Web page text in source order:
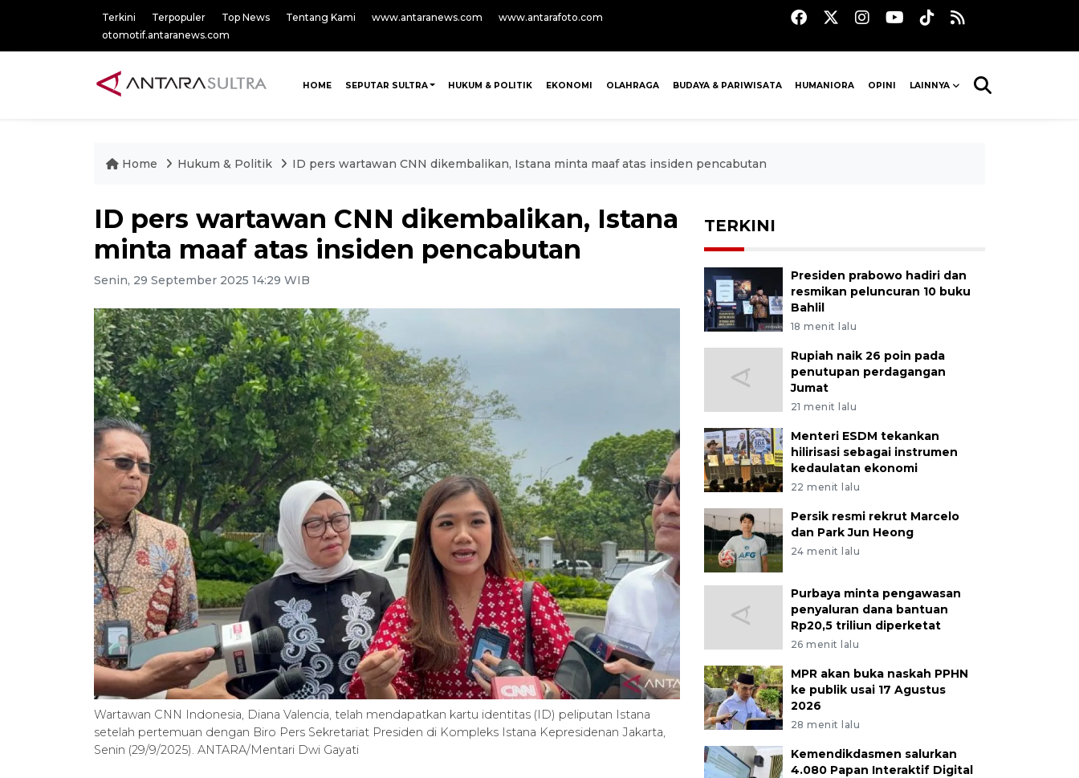
Terkini Terpopuler Top News Tentang Kami www.antaranews.com
www.antarafoto.com
otomotif.antaranews.com
HOME SEPUTAR SULTRA HUKUM & POLITIK EKONOMI OLAHRAGA BUDAYA & PARIWISATA HUMANIORA OPINI LAINNYA
Home Hukum & Politik ID pers wartawan CNN dikembalikan, Istana minta maaf atas insiden pencabutan
ID pers wartawan CNN dikembalikan, Istana
minta maaf atas insiden pencabutan
Senin, 29 September 2025 14:29 WIB
Wartawan CNN Indonesia, Diana Valencia, telah mendapatkan kartu identitas (ID) peliputan Istana
setelah pertemuan dengan Biro Pers Sekretariat Presiden di Kompleks Istana Kepresidenan Jakarta,
Senin (29/9/2025). ANTARA/Mentari Dwi Gayati
TERKINI
Presiden prabowo hadiri dan
resmikan peluncuran 10 buku
Bahlil
18 menit lalu
Rupiah naik 26 poin pada
penutupan perdagangan
Jumat
21 menit lalu
Menteri ESDM tekankan
hilirisasi sebagai instrumen
kedaulatan ekonomi
22 menit lalu
Persik resmi rekrut Marcelo
dan Park Jun Heong
24 menit lalu
Purbaya minta pengawasan
penyaluran dana bantuan
Rp20,5 triliun diperketat
26 menit lalu
MPR akan buka naskah PPHN
ke publik usai 17 Agustus
2026
28 menit lalu
Kemendikdasmen salurkan
4.080 Papan Interaktif Digital